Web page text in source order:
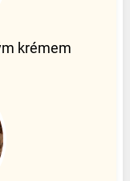
krémem